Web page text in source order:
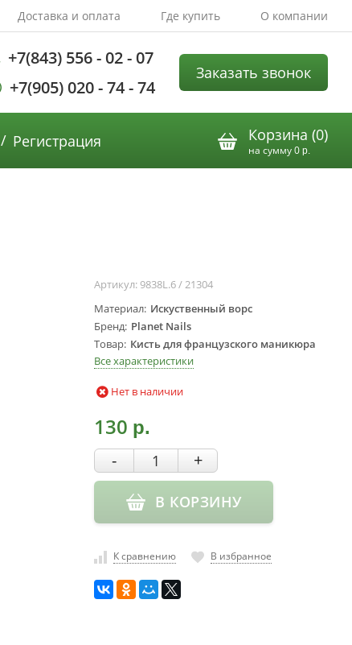
Доставка и оплата Где купить О компании
+7(843) 556 - 02 - 07
+7(905) 020 - 74 - 74
Заказать звонок
/ Регистрация Корзина (0)
на сумму0 р.
Артикул: 9838L.6 / 21304
Материал Искуственный ворс
Бренд Planet Nails
Товар Кисть для французского маникюра
Все характеристики
Нет в наличии
130 р.
- +
В КОРЗИНУ
К сравнению В избранное